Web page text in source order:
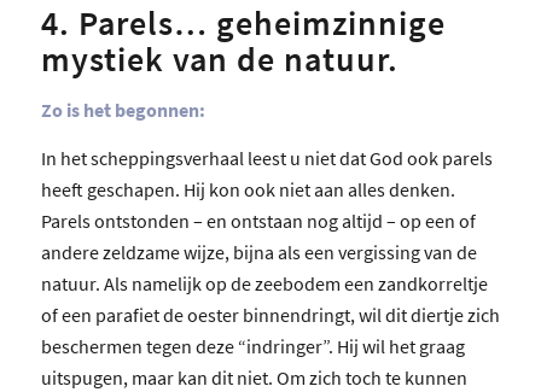
4. Parels… geheimzinnige
mystiek van de natuur.
Zo is het begonnen:
In het scheppingsverhaal leest u niet dat God ook parels
heeft geschapen. Hij kon ook niet aan alles denken.
Parels ontstonden – en ontstaan nog altijd – op een of
andere zeldzame wijze, bijna als een vergissing van de
natuur. Als namelijk op de zeebodem een zandkorreltje
of een parafiet de oester binnendringt, wil dit diertje zich
beschermen tegen deze “indringer”. Hij wil het graag
uitspugen, maar kan dit niet. Om zich toch te kunnen